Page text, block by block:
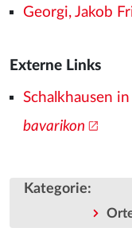
Georgi, Jakob
Externe Links
Schalkhausen
bavarikon
Kategorie: